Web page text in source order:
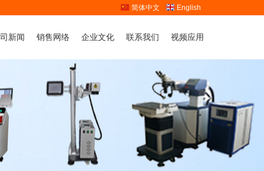
简体中文 English
新闻 销售网络 企业文化 联系我们
人才战略
联系我们
视频应用